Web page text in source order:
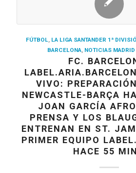
FÚTBOL, LA LIGA SANTANDER 1ª
BARCELONA, NOTICIAS
FC.
VIVO:
NEWCASTLE-BARÇA
JOAN GARCÍA
PRENSA Y LOS
ENTRENAN EN ST.
PRIMER EQUIPO
HACE 55